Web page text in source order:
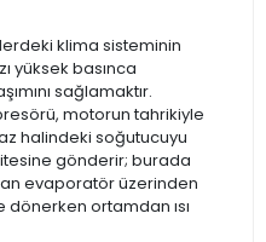
klima sisteminin
yüksek basınca
sağlamaktır.
motorun tahrikiyle
halindeki soğutucuyu
gönderir; burada
evaporatör üzerinden
ortamdan ısı